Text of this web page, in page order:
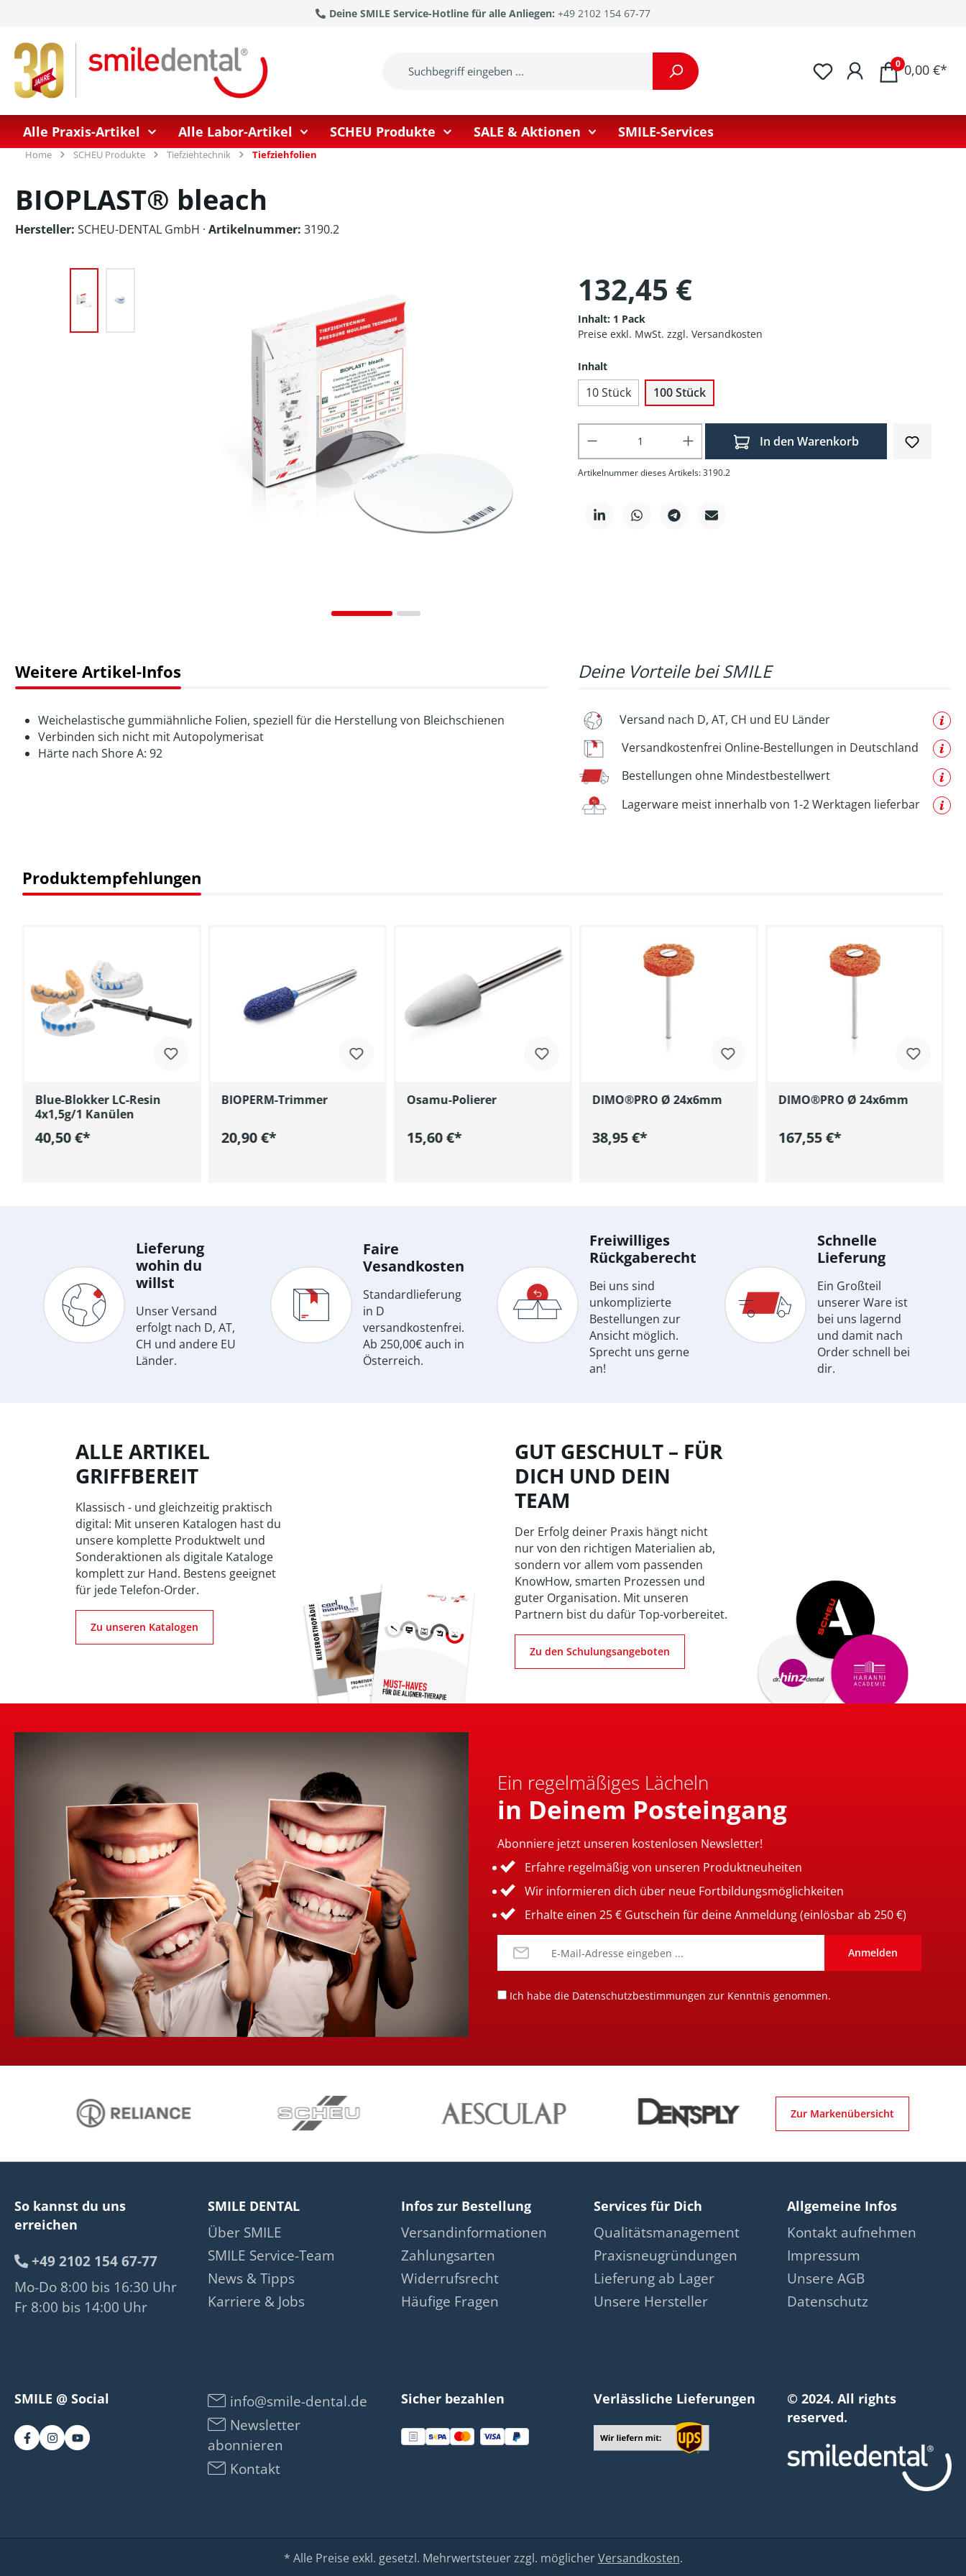
Deine SMILE Service-Hotline für alle Anliegen: +49 2102 154 67-77
0 0,00 €*
Alle Praxis-Artikel Alle Labor-Artikel SCHEU Produkte SALE & Aktionen SMILE-Services
Home SCHEU Produkte Tiefziehtechnik Tiefziehfolien
BIOPLAST® bleach
Hersteller: SCHEU-DENTAL GmbH · Artikelnummer: 3190.2
132,45 €
Inhalt: 1 Pack
Preise exkl. MwSt. zzgl. Versandkosten
Inhalt
10 Stück 100 Stück
Produkt Anzahl: Gib den gewünschten Wert
In den Warenkorb
Artikelnummer dieses Artikels: 3190.2
Weitere Artikel-Infos
Weichelastische gummiähnliche Folien, speziell für die Herstellung von Bleichschienen
Verbinden sich nicht mit Autopolymerisat
Härte nach Shore A: 92
Deine Vorteile bei SMILE
Versand nach D, AT, CH und EU Länder
Versandkostenfrei Online-Bestellungen in Deutschland
Bestellungen ohne Mindestbestellwert
Lagerware meist innerhalb von 1-2 Werktagen lieferbar
Produktempfehlungen
Blue-Blokker LC-Resin
4x1,5g/1 Kanülen
40,50 €*
BIOPERM-Trimmer
20,90 €*
Osamu-Polierer
15,60 €*
DIMO®PRO Ø 24x6mm
38,95 €*
DIMO®PRO Ø 24x6mm
167,55 €*
Lieferung
wohin du
willst
Unser Versand
erfolgt nach D, AT,
CH und andere EU
Länder.
Faire
Vesandkosten
Standardlieferung
in D
versandkostenfrei.
Ab 250,00€ auch in
Österreich.
Freiwilliges
Rückgaberecht
Bei uns sind
unkomplizierte
Bestellungen zur
Ansicht möglich.
Sprecht uns gerne
an!
Schnelle
Lieferung
Ein Großteil
unserer Ware ist
bei uns lagernd
und damit nach
Order schnell bei
dir.
ALLE ARTIKEL
GRIFFBEREIT
Klassisch - und gleichzeitig praktisch
digital: Mit unseren Katalogen hast du
unsere komplette Produktwelt und
Sonderaktionen als digitale Kataloge
komplett zur Hand. Bestens geeignet
für jede Telefon-Order.
Zu unseren Katalogen
GUT GESCHULT – FÜR
DICH UND DEIN
TEAM
Der Erfolg deiner Praxis hängt nicht
nur von den richtigen Materialien ab,
sondern vor allem vom passenden
KnowHow, smarten Prozessen und
guter Organisation. Mit unseren
Partnern bist du dafür Top-vorbereitet.
Zu den Schulungsangeboten
Ein regelmäßiges Lächeln
in Deinem Posteingang
Abonniere jetzt unseren kostenlosen Newsletter!
Erfahre regelmäßig von unseren Produktneuheiten
Wir informieren dich über neue Fortbildungsmöglichkeiten
Erhalte einen 25 € Gutschein für deine Anmeldung (einlösbar ab 250 €)
Anmelden
Ich habe die Datenschutzbestimmungen zur Kenntnis genommen.
Zur Markenübersicht
So kannst du uns
erreichen
+49 2102 154 67-77
Mo-Do 8:00 bis 16:30 Uhr
Fr 8:00 bis 14:00 Uhr
SMILE DENTAL
Über SMILE
SMILE Service-Team
News & Tipps
Karriere & Jobs
Infos zur Bestellung
Versandinformationen
Zahlungsarten
Widerrufsrecht
Häufige Fragen
Services für Dich
Qualitätsmanagement
Praxisneugründungen
Lieferung ab Lager
Unsere Hersteller
Allgemeine Infos
Kontakt aufnehmen
Impressum
Unsere AGB
Datenschutz
SMILE @ Social
info@smile-dental.de
Newsletter
abonnieren
Kontakt
Sicher bezahlen Verlässliche Lieferungen
© 2024. All rights
reserved.
* Alle Preise exkl. gesetzl. Mehrwertsteuer zzgl. möglicherVersandkosten.